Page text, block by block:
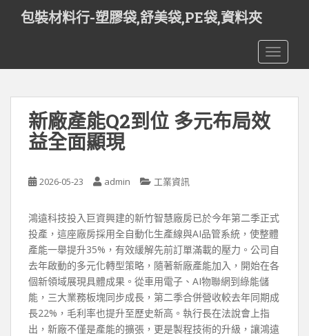
t
包裝材料行-塑膠袋,舒美袋,PE袋,資料夾
新廠產能Q2到位 多元布局效
益全面顯現
2026-05-23 admin 工業資訊
鴻遠科技投入巨資興建的新竹智慧廠房已於今年第二季正式
投產，這座廠房採用全自動化生產線與AI品管系統，使整體
產能一舉提升35%，有效緩解先前訂單滿載的壓力。公司自
去年啟動的多元化轉型策略，隨著新廠產能加入，開始在各
個新領域展現具體成果。從車用電子、AI物聯網到綠能儲
能，三大業務板塊同步成長，第二季合併營收較去年同期成
長22%，毛利率也提升至歷史新高。執行長在法說會上指
出，新廠不僅是產能的擴張，更是製程技術的升級，讓鴻遠